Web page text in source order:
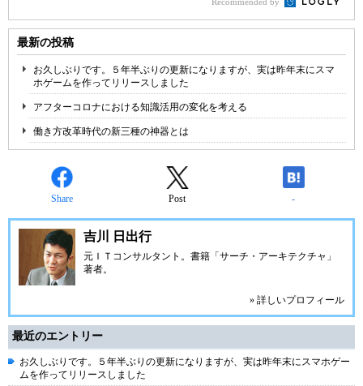
最新の投稿
お久しぶりです。５年半ぶりの更新になりますが、実は昨年末にスマ
ホゲームを作ってリリースしました
アフターコロナにおける知識活用の変化を考える
働き方改革時代の新三種の神器とは
Share Post -
吉川 日出行
元ＩＴコンサルタント。書籍「サーチ・アーキテクチャ」
著者。
» 詳しいプロフィール
最近のエントリー
お久しぶりです。５年半ぶりの更新になりますが、実は昨年末にスマホゲー
ムを作ってリリースしました